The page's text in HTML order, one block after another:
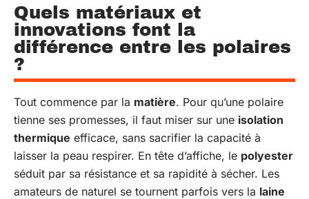
Quels matériaux et
innovations font la
différence entre les polaires
?
Tout commence par la matière. Pour qu’une polaire
tienne ses promesses, il faut miser sur une isolation
thermique efficace, sans sacrifier la capacité à
laisser la peau respirer. En tête d’affiche, le polyester
séduit par sa résistance et sa rapidité à sécher. Les
amateurs de naturel se tournent parfois vers la laine